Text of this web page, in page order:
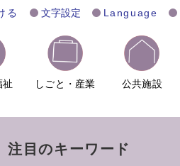
る 文字設定 Language
祉 しごと・産業 公共施設
注目のキーワード